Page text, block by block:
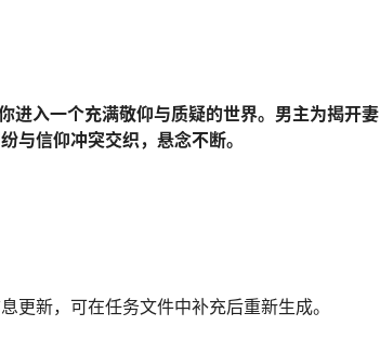
进入一个充满敬仰与质疑的世界。男主为揭开妻
与信仰冲突交织，悬念不断。
更新，可在任务文件中补充后重新生成。